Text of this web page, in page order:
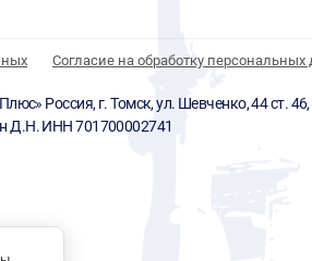
Согласие на обработку
Россия, г. Томск, ул. Шевченко, 44 ст.
Д.Н. ИНН 701700002741